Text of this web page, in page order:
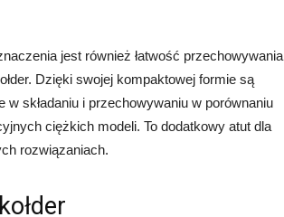
jest również łatwość przechowywania
Dzięki swojej kompaktowej formie są
w składaniu i przechowywaniu w porównaniu
ciężkich modeli. To dodatkowy atut dla
rozwiązaniach.